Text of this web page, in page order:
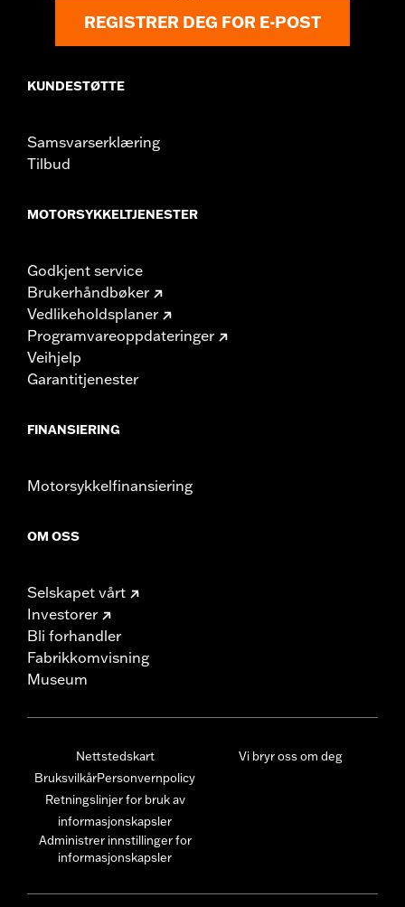
REGISTRER DEG FOR E-POST
KUNDESTØTTE
Samsvarserklæring
Tilbud
MOTORSYKKELTJENESTER
Godkjent service
Brukerhåndbøker
Vedlikeholdsplaner
Programvareoppdateringer
Veihjelp
Garantitjenester
FINANSIERING
Motorsykkelfinansiering
OM OSS
Selskapet vårt
Investorer
Bli forhandler
Fabrikkomvisning
Museum
Nettstedskart
BruksvilkårPersonvernpolicy
Retningslinjer for bruk av
informasjonskapsler
Administrer innstillinger for
informasjonskapsler
Vi bryr oss om deg